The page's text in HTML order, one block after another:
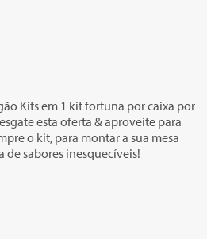
Kits em 1 kit fortuna por caixa por
esta oferta & aproveite para
o kit, para montar a sua mesa
sabores inesquecíveis!